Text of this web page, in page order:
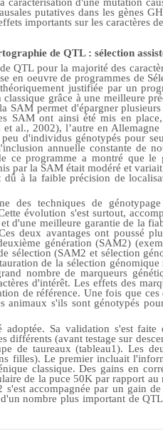
putatives dans les gènes
importants sur les caractères
de QTL : sélection
QTL pour la majorité des
en oeuvre de programmes de
justifiée par un
grâce à une meilleure
SAM permet d'épargner
SAM ont ainsi été mis en
al., 2002), l’autre en
d'individus génotypés pour
annuelle constante de
ce programme a montré que
par la SAM était modéré et
à la faible précision de
des techniques de
évolution s'est surtout,
d'une meilleure garantie de la
deux avantages ont poussé
génération (SAM2)
sélection (SAM2 et sélection
de la sélection
nombre de marqueurs
d'intérêt. Les effets des
de référence. Une fois que
animaux s'ils sont génotypés
Sa validation s'est
différents (avant testage sur
de taureaux (tableau1). Les
filles). Le premier incluait
classique. Des gains en
de la puce 50K par rapport
accompagnée par un gain
nombre plus important de